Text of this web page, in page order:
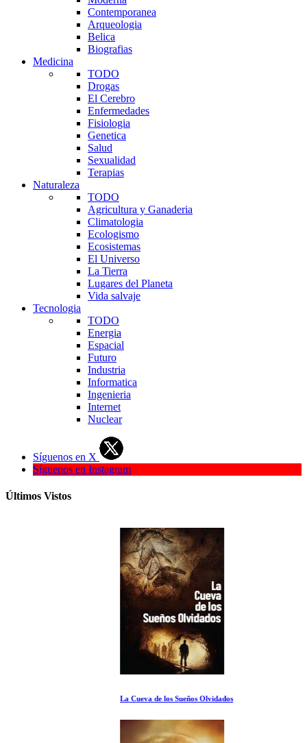
Contemporanea
Arqueologia
Belica
Biografias
Medicina
TODO
Drogas
El Cerebro
Enfermedades
Fisiologia
Genetica
Salud
Sexualidad
Terapias
Naturaleza
TODO
Agricultura y Ganaderia
Climatologia
Ecologismo
Ecosistemas
El Universo
La Tierra
Lugares del Planeta
Vida salvaje
Tecnologia
TODO
Energia
Espacial
Futuro
Industria
Informatica
Ingenieria
Internet
Nuclear
Síguenos en X
Síguenos en Instagram
Últimos Vistos
La Cueva de los Sueños Olvidados